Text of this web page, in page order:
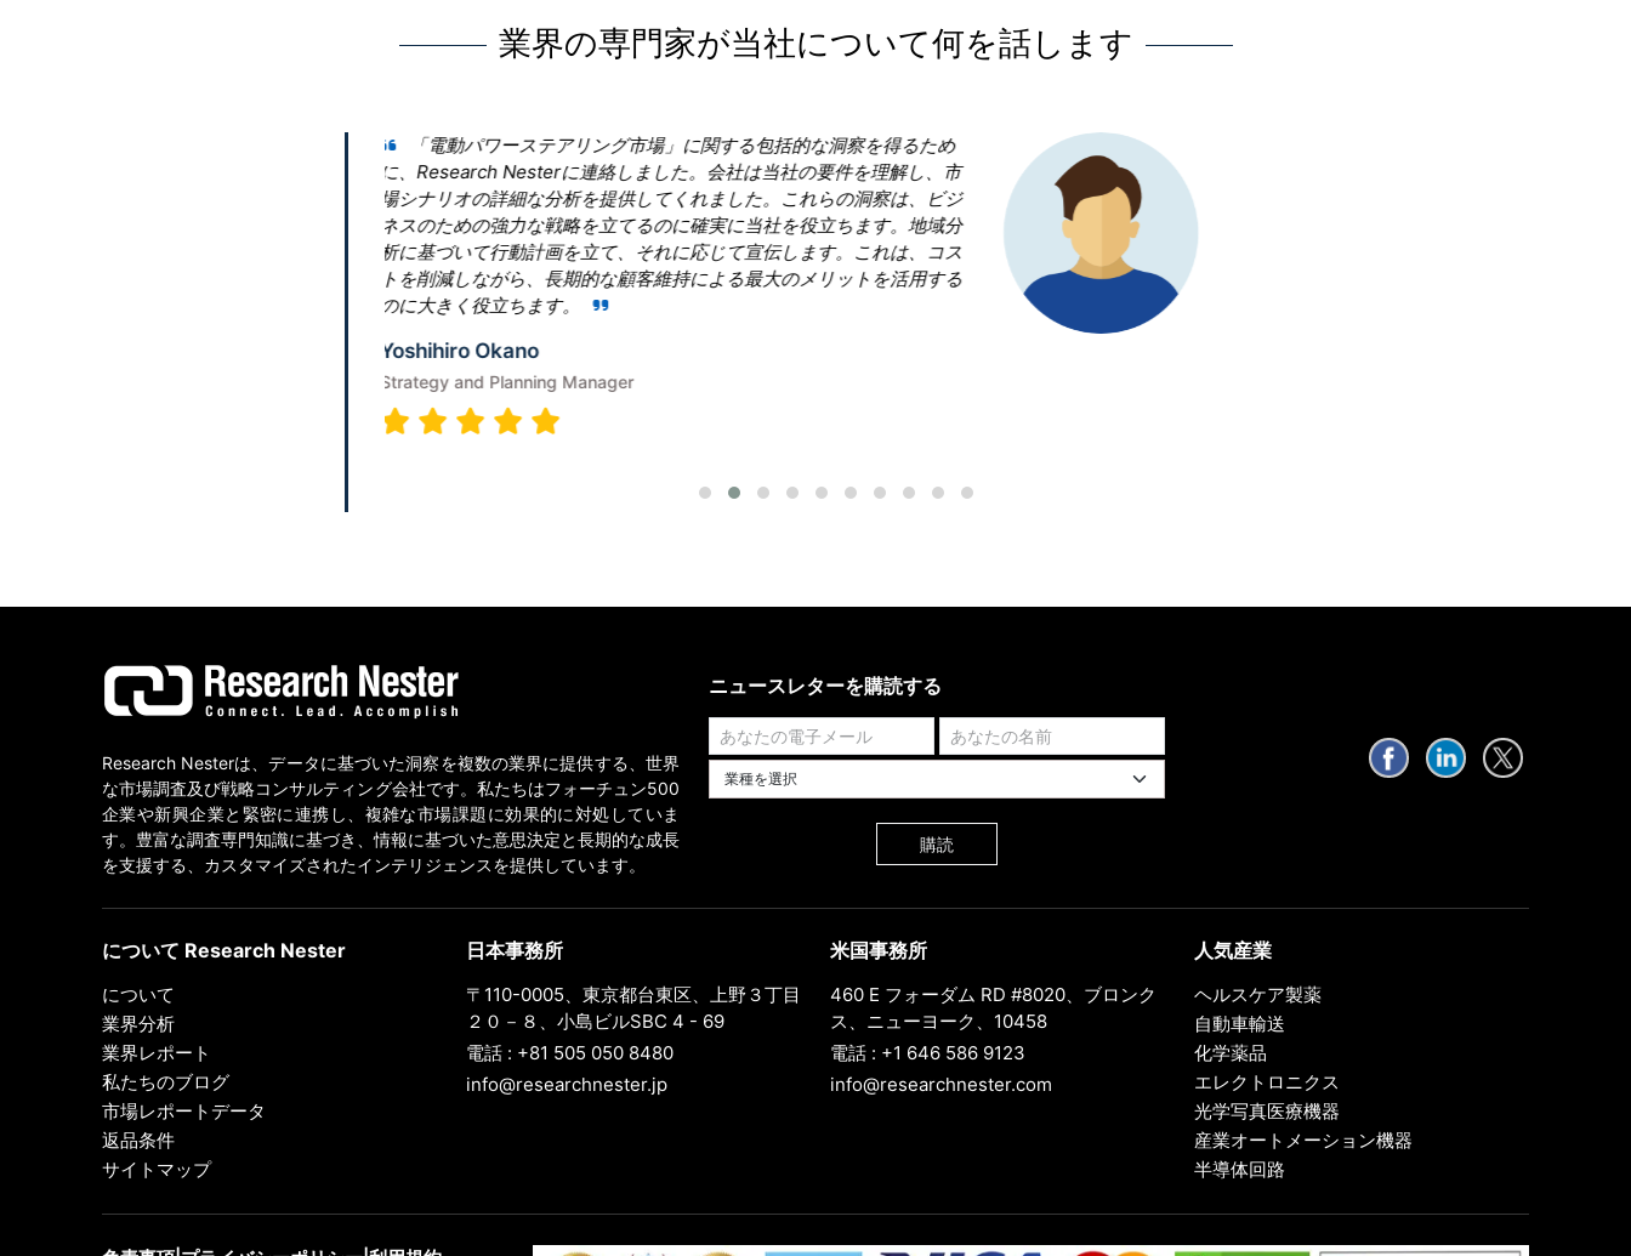
業界の専門家が当社について何を話します
Research Nester を選択したことが当社のビジネスにとって最良の
決断であったと言っても過言ではありません。 私たちは「真空ポンプ市
場」という領域で当社を凌ぎたいと考えていました。しかし、当社は効
果的な戦略の青写真を作成することに戸惑いました。Research Nester
は、従うべき勝利戦略を構築することで、成功への道をナビゲートする
のに役立ちました。
Research Nesterは、データに基づいた洞察を複数の業界に提供する、世界
な市場調査及び戦略コンサルティング会社です。私たちはフォーチュン500
企業や新興企業と緊密に連携し、複雑な市場課題に効果的に対処していま
す。豊富な調査専門知識に基づき、情報に基づいた意思決定と長期的な成長
を支援する、カスタマイズされたインテリジェンスを提供しています。
ニュースレターを購読する
業種を選択してください
購読
について Research Nester
について
業界分析
業界レポート
私たちのブログ
市場レポートデータ
返品条件
サイトマップ
日本事務所
〒110-0005、東京都台東区、上野３丁目
２０－８、小島ビルSBC 4 - 69
電話 : +81 505 050 8480
info@researchnester.jp
米国事務所
460 E フォーダム RD #8020、ブロンク
ス、ニューヨーク、10458
電話 : +1 646 586 9123
info@researchnester.com
人気産業
ヘルスケア製薬
自動車輸送
化学薬品
エレクトロニクス
光学写真医療機器
産業オートメーション機器
半導体回路